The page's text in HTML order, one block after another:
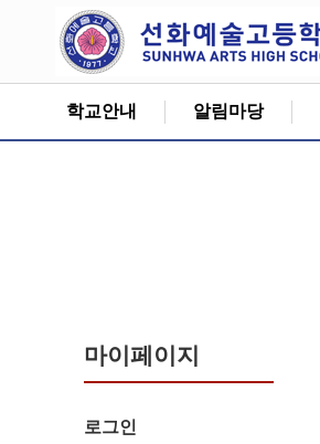
학교안내 알림마당
마이페이지
로그인